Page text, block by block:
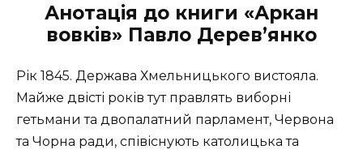
Анотація до книги «Аркан
вовків» Павло Дерев’янко
Рік 1845. Держава Хмельницького вистояла.
Майже двісті років тут правлять виборні
гетьмани та двопалатний парламент, Червона
та Чорна ради, співіснують католицька та